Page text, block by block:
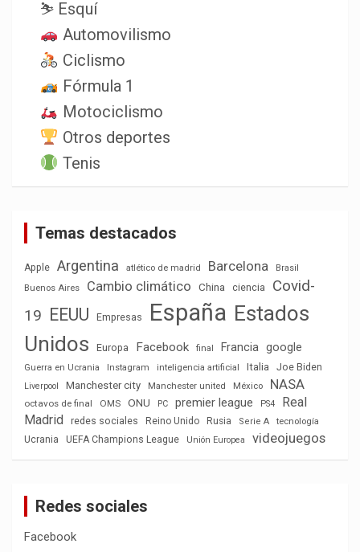
⛷️ Esquí
Automovilismo
Ciclismo
Fórmula 1
Motociclismo
Otros deportes
Tenis
Temas destacados
Apple Argentina atlético de madrid Barcelona
Brasil
Buenos Aires
Cambio climático China ciencia
Covid-
19 EEUU Empresas España Estados
Unidos
Europa Facebook final Francia google
Guerra en Ucrania Instagram inteligencia artificial Italia Joe Biden
Liverpool Manchester city Manchester united México NASA
octavos de final OMS ONU PC premier league PS4
Real
Madrid
redes sociales Reino Unido Rusia Serie A
tecnología
Ucrania
UEFA Champions League Unión Europea videojuegos
Redes sociales
Facebook